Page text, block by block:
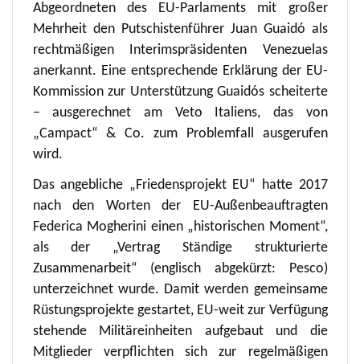
Abgeordneten des EU-Parlaments mit großer
Mehrheit den Putschistenführer Juan Guaidó als
rechtmäßigen Interimspräsidenten Venezuelas
anerkannt. Eine entsprechende Erklärung der EU-
Kommission zur Unterstützung Guaidós scheiterte
– ausgerechnet am Veto Italiens, das von
„Campact“ & Co. zum Problemfall ausgerufen
wird.
Das angebliche „Friedensprojekt EU“ hatte 2017
nach den Worten der EU-Außenbeauftragten
Federica Mogherini einen „historischen Moment“,
als der „Vertrag Ständige strukturierte
Zusammenarbeit“ (englisch abgekürzt: Pesco)
unterzeichnet wurde. Damit werden gemeinsame
Rüstungsprojekte gestartet, EU-weit zur Verfügung
stehende Militäreinheiten aufgebaut und die
Mitglieder verpflichten sich zur regelmäßigen